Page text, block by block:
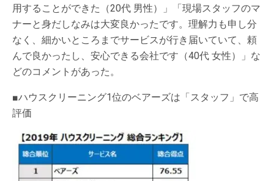
用することができた（20代 男性）」「現場スタッフのマ
ナーと身だしなみは大変良かったです。理解力も申し分
なく、細かいところまでサービスが行き届いていて、頼
んで良かったし、安心できる会社です（40代 女性）」な
どのコメントがあった。
■ハウスクリーニング1位のベアーズは「スタッフ」で高
評価